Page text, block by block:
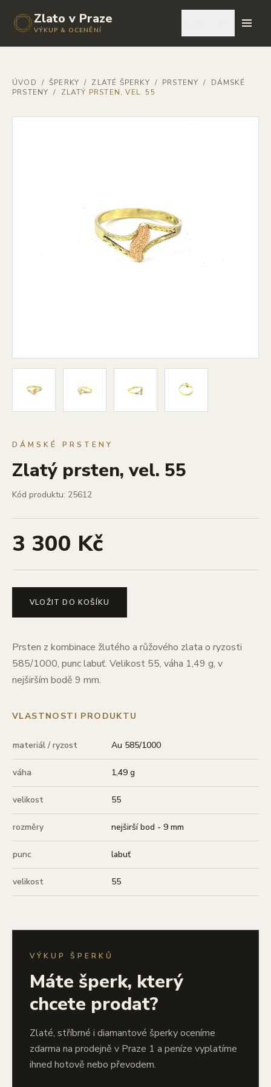
Zlato v Praze
VÝKUP & OCENĚNÍ
ÚVOD / ŠPERKY / ZLATÉ ŠPERKY / PRSTENY /
DÁMSKÉ
PRSTENY / ZLATÝ PRSTEN, VEL. 55
DÁMSKÉ PRSTENY
Zlatý prsten, vel. 55
Kód produktu: 25612
3 300 Kč
VLOŽIT DO KOŠÍKU
Prsten z kombinace žlutého a růžového zlata o ryzosti
585/1000, punc labuť. Velikost 55, váha 1,49 g, v
nejširším bodě 9 mm.
VLASTNOSTI PRODUKTU
materiál / ryzost Au 585/1000
váha 1,49 g
velikost 55
rozměry nejširší bod - 9 mm
punc labuť
velikost 55
VÝKUP ŠPERKŮ
Máte šperk, který
chcete prodat?
Zlaté, stříbrné i diamantové šperky oceníme
zdarma na prodejně v Praze 1 a peníze vyplatíme
ihned hotově nebo převodem.